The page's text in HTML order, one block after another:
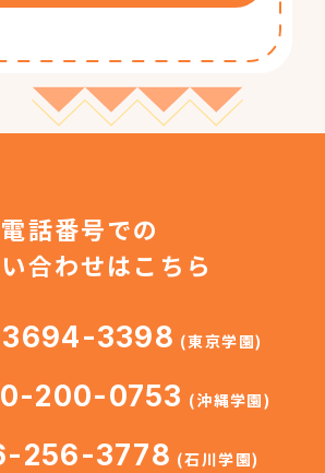
電話番号での
合わせはこちら
3398 (東京学園)
200-0753 (沖縄学園)
256-3778 (石川学園)